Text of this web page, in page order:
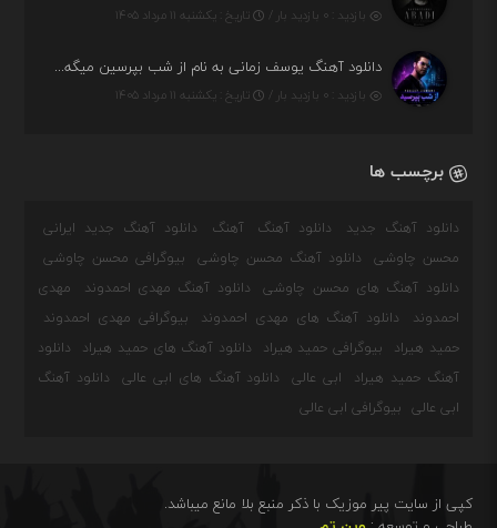
بازدید : ۰ بازدید بار / تاریخ : یکشنبه ۱۱ مرداد ۱۴۰۵
دانلود آهنگ یوسف زمانی به نام از شب بپرسین میگه چه روزگاری دارم
بازدید : ۰ بازدید بار / تاریخ : یکشنبه ۱۱ مرداد ۱۴۰۵
برچسب ها
دانلود آهنگ جدید دانلود آهنگ آهنگ
دانلود آهنگ جدید ایرانی
محسن چاوشی
دانلود آهنگ محسن چاوشی
بیوگرافی محسن چاوشی
دانلود آهنگ های محسن چاوشی
دانلود آهنگ مهدی احمدوند
مهدی
احمدوند
دانلود آهنگ های مهدی احمدوند
بیوگرافی مهدی احمدوند
حمید هیراد
بیوگرافی حمید هیراد دانلود آهنگ های حمید هیراد
دانلود
آهنگ حمید هیراد
ابی عالی دانلود آهنگ های ابی عالی
دانلود آهنگ
ابی عالی
بیوگرافی ابی عالی
کپی از سایت پیر موزیک با ذکر منبع بلا مانع میباشد.